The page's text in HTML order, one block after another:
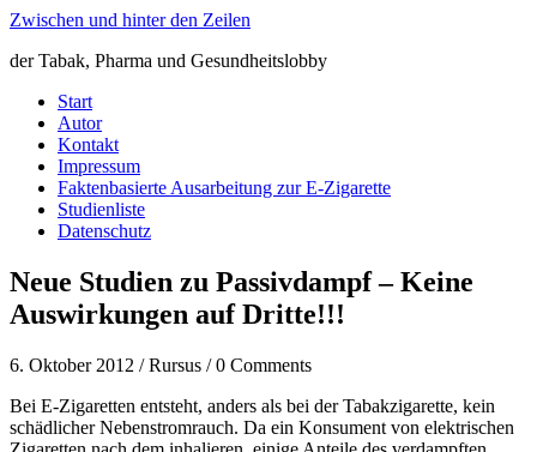
Zwischen und hinter den Zeilen
der Tabak, Pharma und Gesundheitslobby
Start
Autor
Kontakt
Impressum
Faktenbasierte Ausarbeitung zur E-Zigarette
Studienliste
Datenschutz
Neue Studien zu Passivdampf – Keine
Auswirkungen auf Dritte!!!
6. Oktober 2012 / Rursus / 0 Comments
Bei E-Zigaretten entsteht, anders als bei der Tabakzigarette, kein
schädlicher Nebenstromrauch. Da ein Konsument von elektrischen